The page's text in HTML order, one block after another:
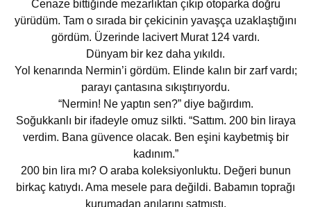
Cenaze bittiğinde mezarlıktan çıkıp otoparka doğru
yürüdüm. Tam o sırada bir çekicinin yavaşça uzaklaştığını
gördüm. Üzerinde lacivert Murat 124 vardı.
Dünyam bir kez daha yıkıldı.
Yol kenarında Nermin’i gördüm. Elinde kalın bir zarf vardı;
parayı çantasına sıkıştırıyordu.
“Nermin! Ne yaptın sen?” diye bağırdım.
Soğukkanlı bir ifadeyle omuz silkti. “Sattım. 200 bin liraya
verdim. Bana güvence olacak. Ben eşini kaybetmiş bir
kadınım.”
200 bin lira mı? O araba koleksiyonluktu. Değeri bunun
birkaç katıydı. Ama mesele para değildi. Babamın toprağı
kurumadan anılarını satmıştı.